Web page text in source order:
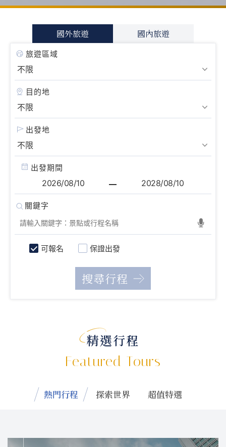
國外旅遊 國內旅遊
旅遊區域
目的地
出發地
出發期間
可報名 保證出發
精選行程
Featured Tours
熱門行程 探索世界 超值特選